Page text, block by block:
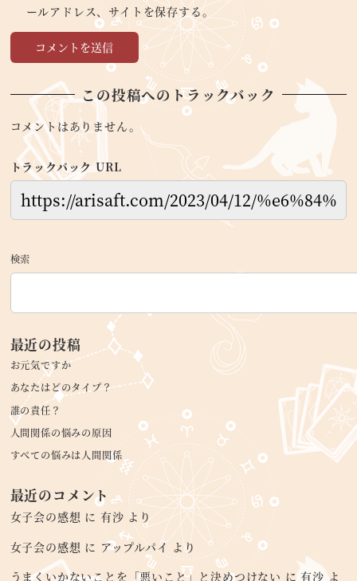
ールアドレス、サイトを保存する。
この投稿へのトラックバック
コメントはありません。
トラックバック URL
検索
最近の投稿
お元気ですか
あなたはどのタイプ？
誰の責任？
人間関係の悩みの原因
すべての悩みは人間関係
最近のコメント
女子会の感想 に 有沙 より
女子会の感想 に アップルパイ より
うまくいかないことを「悪いこと」と決めつけない に有沙よ